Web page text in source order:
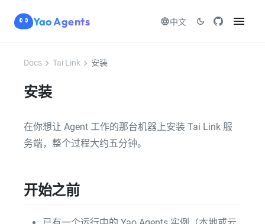
Yao Agents language中文 dark_mode menu
Docs chevron_right Tai Link chevron_right 安装
安装
在你想让 Agent 工作的那台机器上安装 Tai Link 服
务端，整个过程大约五分钟。
开始之前